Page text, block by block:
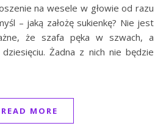
na wesele w głowie od razu
– jaką założę sukienkę? Nie jest
że szafa pęka w szwach, a
Żadna z nich nie będzie
READ MORE